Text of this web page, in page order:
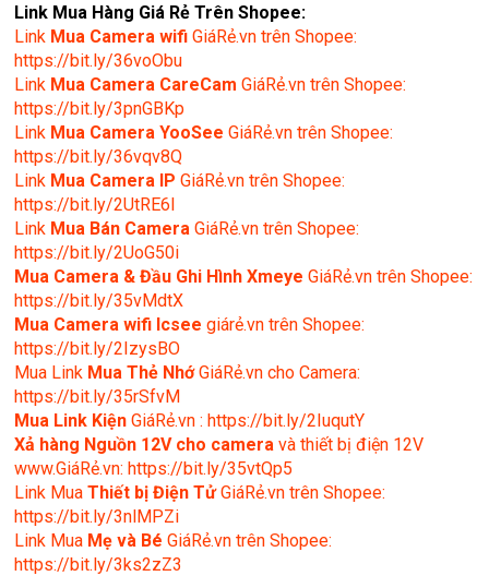
Link Mua Hàng Giá Rẻ Trên Shopee:
Link Mua Camera wifiGiáRẻ.vn trên Shopee:
https://bit.ly/36voObu
Link Mua Camera CareCam GiáRẻ.vn trên Shopee:
https://bit.ly/3pnGBKp
Link Mua Camera YooSee GiáRẻ.vn trên Shopee:
https://bit.ly/36vqv8Q
Link Mua Camera IP GiáRẻ.vn trên Shopee:
https://bit.ly/2UtRE6l
Link Mua Bán CameraGiáRẻ.vn trên Shopee:
https://bit.ly/2UoG50i
Mua Camera & Đầu Ghi Hình XmeyeGiáRẻ.vn trên Shopee:
https://bit.ly/35vMdtX
Mua Camera wifi Icsee giárẻ.vn trên Shopee:
https://bit.ly/2IzysBO
Mua Link Mua Thẻ NhớGiáRẻ.vn cho Camera:
https://bit.ly/35rSfvM
Mua Link KiệnGiáRẻ.vn : https://bit.ly/2IuqutY
Xả hàng Nguồn 12V cho cameravà thiết bị điện 12V
www.GiáRẻ.vn: https://bit.ly/35vtQp5
Link MuaThiết bị Điện TửGiáRẻ.vn trên Shopee:
https://bit.ly/3nlMPZi
Link Mua Mẹ và Bé GiáRẻ.vn trên Shopee:
https://bit.ly/3ks2zZ3